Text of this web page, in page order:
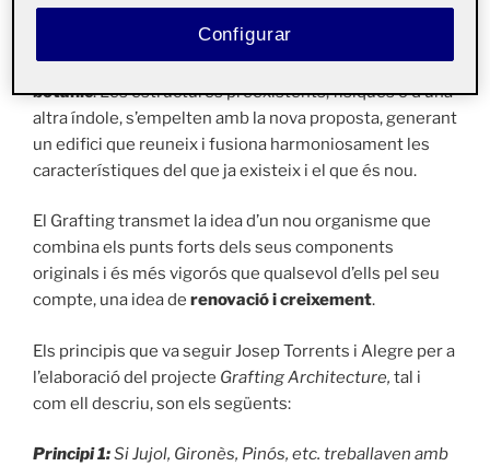
s’estableix una unió permanent entre els dos. En
arquitectura podem identificar una sèrie de processos
que tenen unagran similitud amb aquest procés
botànic. Les estructures preexistents, físiques o d’una
altra índole, s’empelten amb la nova proposta, generant
un edifici que reuneix i fusiona harmoniosament les
característiques del que ja existeix i el que és nou.
El Grafting transmet la idea d’un nou organisme que
combina els punts forts dels seus components
originals i és més vigorós que qualsevol d’ells pel seu
compte, una idea de renovació i creixement.
Els principis que va seguir Josep Torrents i Alegre per a
l’elaboració del projecte Grafting Architecture, tal i
com ell descriu, son els següents:
Principi 1:Si Jujol, Gironès, Pinós, etc. treballaven amb
Configurar